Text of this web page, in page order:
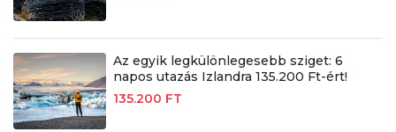
Az egyik legkülönlegesebb sziget: 6
napos utazás Izlandra 135.200 Ft-ért!
135.200 FT